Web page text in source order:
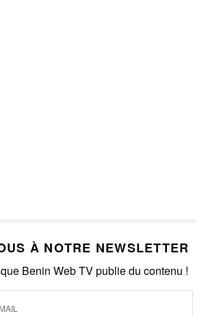
À NOTRE NEWSLETTER
Benin Web TV publie du contenu !